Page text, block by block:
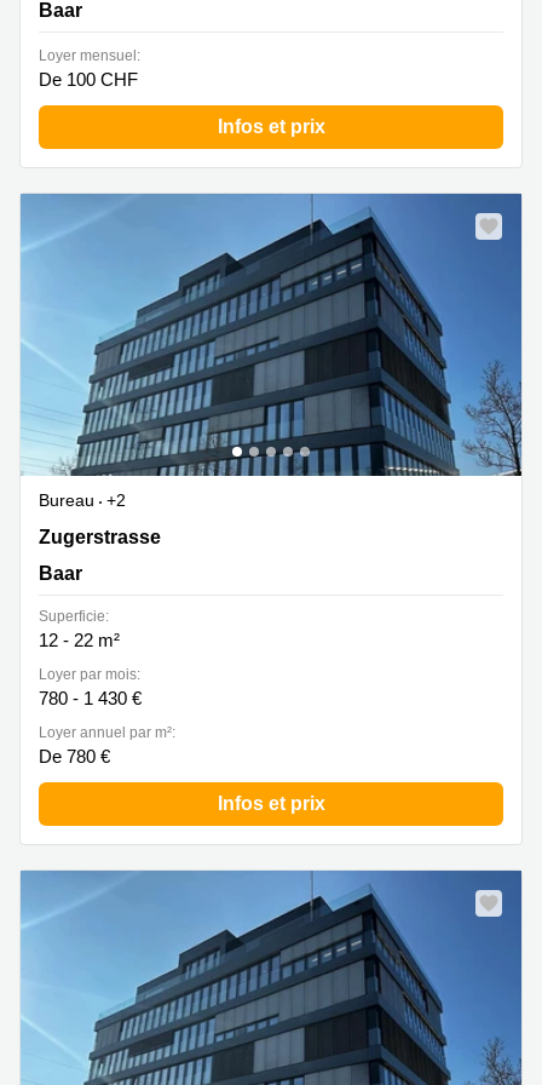
Baar
Loyer mensuel:
De 100 CHF
Infos et prix
Bureau
+2
Zugerstrasse 32, Baar
Zugerstrasse
Baar
Superficie:
12 - 22 m²
Loyer par mois:
780 - 1 430 €
Loyer annuel par m²:
De 780 €
Infos et prix